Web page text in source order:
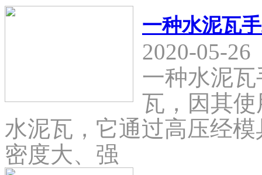
一种水泥瓦
2020-05-26
一种水泥
瓦，因其
水泥瓦，它通过高压经
密度大、强